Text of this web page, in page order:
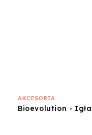
AKCESORIA
Bioevolution -